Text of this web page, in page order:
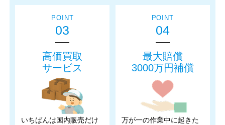
POINT
03
高価買取
サービス
いちばんは国内販売だけ
POINT
04
最大賠償
3000万円補償
万が一の作業中に起きた